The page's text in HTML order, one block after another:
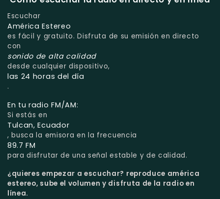
Escuchar
América Estereo
es fácil y gratuito. Disfruta de su emisión en directo
con
sonido de alta calidad
desde cualquier dispositivo,
las 24 horas del día
.
En tu radio FM/AM:
Si estás en
Tulcan, Ecuador
, busca la emisora en la frecuencia
89.7 FM
para disfrutar de una señal estable y de calidad.
¿quieres empezar a escuchar? reproduce américa
estereo, sube el volumen y disfruta de la radio en
línea.